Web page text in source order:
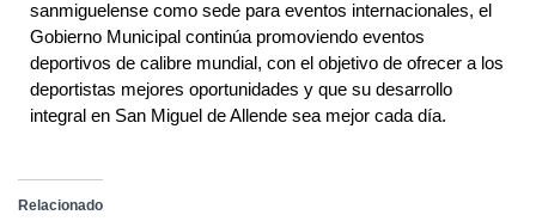
sanmiguelense como sede para eventos internacionales, el
Gobierno Municipal continúa promoviendo eventos
deportivos de calibre mundial, con el objetivo de ofrecer a los
deportistas mejores oportunidades y que su desarrollo
integral en San Miguel de Allende sea mejor cada día.
Relacionado